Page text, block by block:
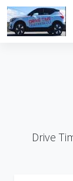
Drive